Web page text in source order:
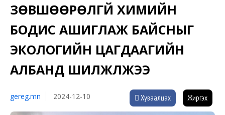
ЗӨВШӨӨРӨЛГҮЙ ХИМИЙН
БОДИС АШИГЛАЖ БАЙСНЫГ
ЭКОЛОГИЙН ЦАГДААГИЙН
АЛБАНД ШИЛЖҮҮЛЖЭЭ
gereg.mn 2024-12-10 Хуваалцах Жиргэх